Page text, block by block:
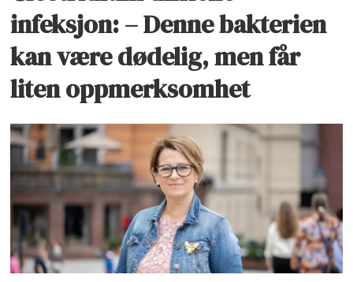
infeksjon: – Denne bakterien
kan være dødelig, men får
liten oppmerksomhet